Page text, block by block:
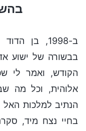
ב-1998, בן
בבשורה של ישוע
הקודש, ואמר לי
אלוהית, וכל מה
הנתיב למלכות האל
בחיי נצח מיד,